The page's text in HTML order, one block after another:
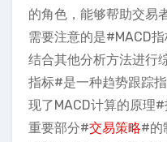
的角色，能够帮助交易
需要注意的是#MACD
结合其他分析方法进行
指标#是一种趋势跟踪
现了MACD计算的原理
重要部分#交易策略#的